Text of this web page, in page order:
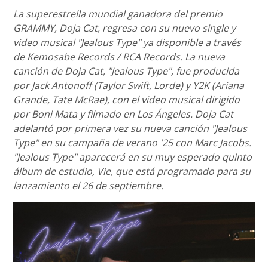
La superestrella mundial ganadora del premio
GRAMMY, Doja Cat, regresa con su nuevo single y
video musical "Jealous Type" ya disponible a través
de Kemosabe Records / RCA Records. La nueva
canción de Doja Cat, "Jealous Type", fue producida
por Jack Antonoff (Taylor Swift, Lorde) y Y2K (Ariana
Grande, Tate McRae), con el video musical dirigido
por Boni Mata y filmado en Los Ángeles. Doja Cat
adelantó por primera vez su nueva canción "Jealous
Type" en su campaña de verano '25 con Marc Jacobs.
"Jealous Type" aparecerá en su muy esperado quinto
álbum de estudio, Vie, que está programado para su
lanzamiento el 26 de septiembre.